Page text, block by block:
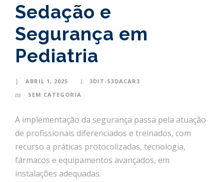
Sedação e
Segurança em
Pediatria
ABRIL 1, 2025
3DIT-S3DACAR3
SEM CATEGORIA
A implementação da segurança passa pela atuação
de profissionais diferenciados e treinados, com
recurso a práticas protocolizadas, tecnologia,
fármacos e equipamentos avançados, em
instalações adequadas.